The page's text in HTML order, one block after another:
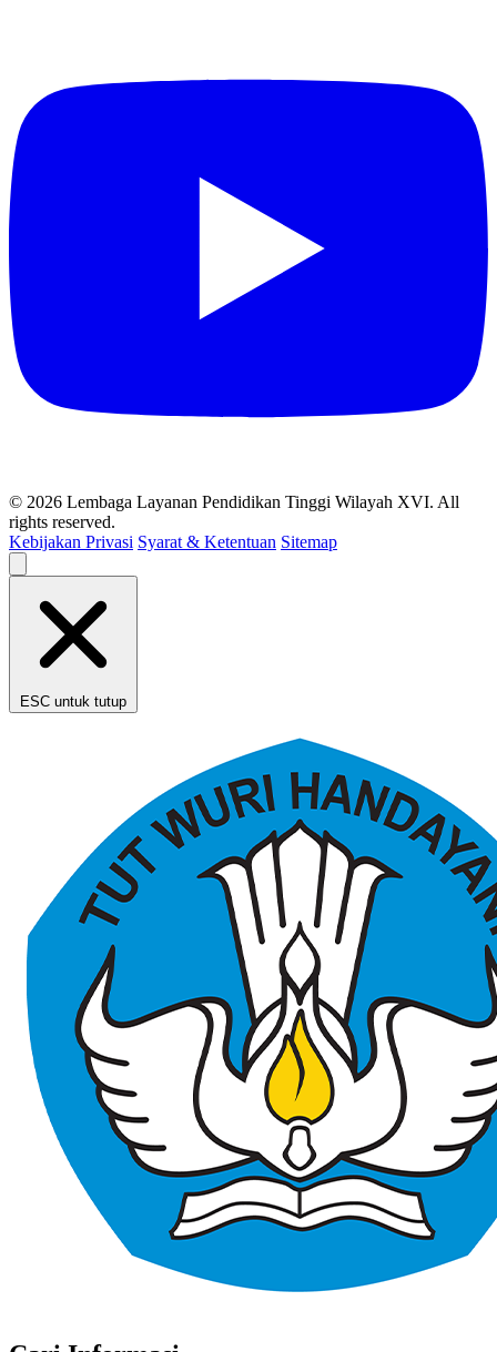
© 2026 Lembaga Layanan Pendidikan Tinggi Wilayah XVI. All
rights reserved.
Kebijakan Privasi Syarat & Ketentuan Sitemap
ESC untuk tutup